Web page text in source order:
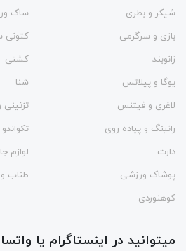
شیکر و بطری
ساک
بازی و سرگرمی
کتونی
زانوبند
کشتی
یوگا و پیلاتس
شنا
لاغری و فیتنس
رانینگ و پیاده روی
دارت
لوازم
پوشاک ورزشی
طناب
کوهنوردی
میتوانید در اینستاگرام یا